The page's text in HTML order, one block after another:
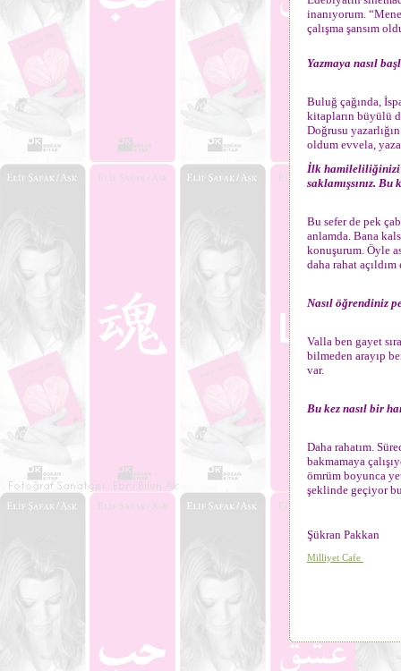
inanıyorum.
çalışma şansım
Yazmaya nasıl
Buluğ çağında,
kitapların büyülü
Doğrusu
oldum evvela,
İlk hamileliliğinizi
saklamışsınız.
Bu sefer de pek
anlamda. Bana
konuşurum. Öyle
daha rahat açıldım
Nasıl öğrendiniz
Valla ben gayet
bilmeden arayıp
var.
Bu kez nasıl bir
Daha rahatım.
bakmamaya
ömrüm boyunca
şeklinde geçiyor
Şükran Pakkan
Milliyet Cafe